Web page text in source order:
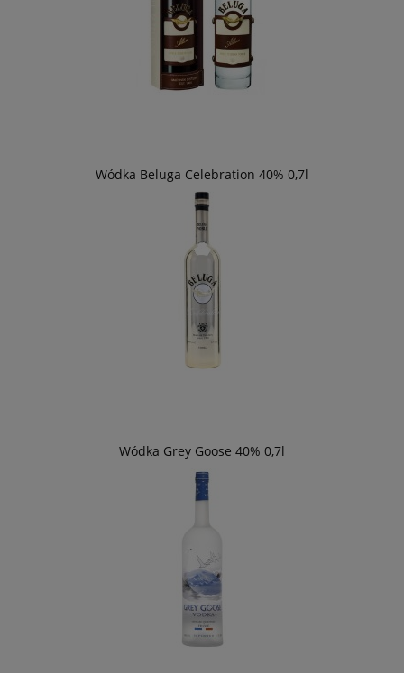
Wódka Beluga Celebration 40% 0,7l
Wódka Grey Goose 40% 0,7l